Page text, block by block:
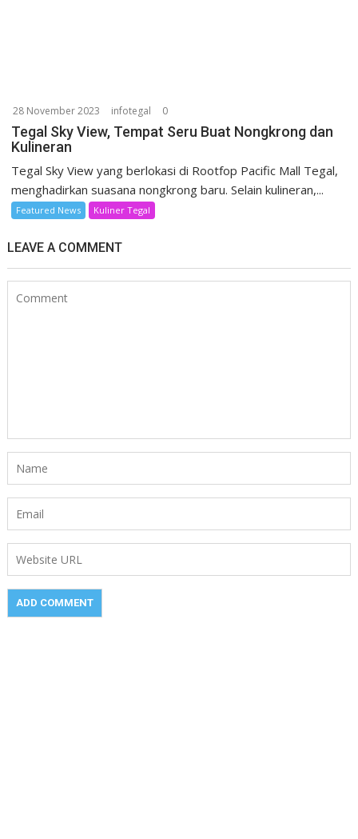
28 November 2023 infotegal 0
Tegal Sky View, Tempat Seru Buat Nongkrong dan
Kulineran
Tegal Sky View yang berlokasi di Rootfop Pacific Mall Tegal,
menghadirkan suasana nongkrong baru. Selain kulineran,...
Featured News Kuliner Tegal
LEAVE A COMMENT